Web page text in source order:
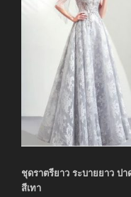
ชุดราตรียาว ระบายยาว ป
สีเทา